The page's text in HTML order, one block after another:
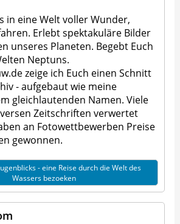
in eine Welt voller Wunder,
Erlebt spektakuläre Bilder
unseres Planeten. Begebt Euch
Neptuns.
zeige ich Euch einen Schnitt
- aufgebaut wie meine
gleichlautenden Namen. Viele
Zeitschriften verwertet
an Fotowettbewerben Preise
gewonnen.
- eine Reise durch die Welt des
Wassers bezoeken